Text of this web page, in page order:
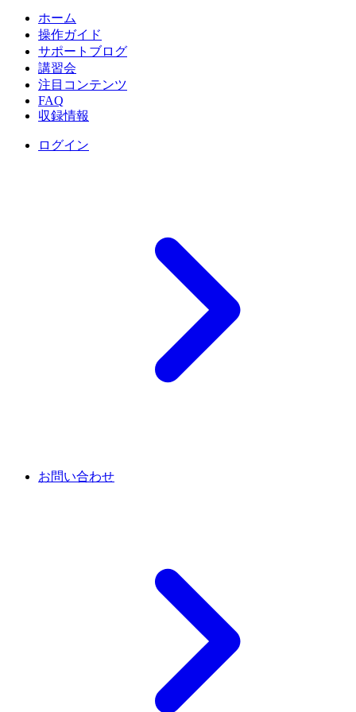
ホーム
操作ガイド
サポートブログ
講習会
注目コンテンツ
FAQ
収録情報
ログイン
お問い合わせ